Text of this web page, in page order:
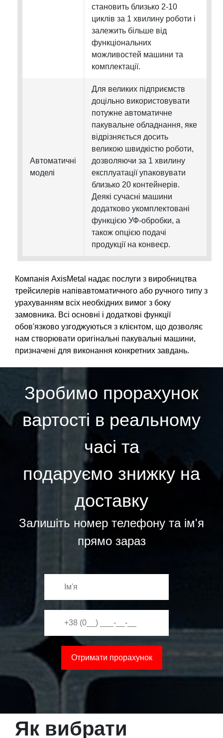
становить близько 2-10
циклів за 1 хвилину роботи і
залежить більше від
функціональних
можливостей машини та
комплектації.
Автоматичні
моделі
Для великих підприємств
доцільно використовувати
потужне автоматичне
пакувальне обладнання, яке
відрізняється досить
великою швидкістю роботи,
дозволяючи за 1 хвилину
експлуатації упаковувати
близько 20 контейнерів.
Деякі сучасні машини
додатково укомплектовані
функцією УФ-обробки, а
також опцією подачі
продукції на конвеєр.
Компанія AxisMetal надає послуги з виробництва
трейсилерів напівавтоматичного або ручного типу з
урахуванням всіх необхідних вимог з боку
замовника. Всі основні і додаткові функції
обов'язково узгоджуються з клієнтом, що дозволяє
нам створювати оригінальні пакувальні машини,
призначені для виконання конкретних завдань.
Зробимо прорахунок
вартості в реальному
часі та
подаруємо знижку на
доставку
Залишіть номер телефону та ім'я
прямо зараз
Як вибрати